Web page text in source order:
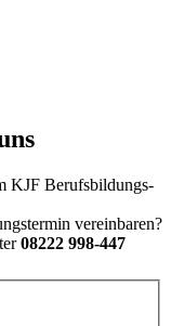
KJF Berufsbildungs-
vereinbaren?
08222 998-447